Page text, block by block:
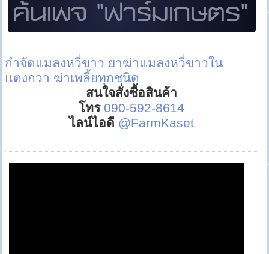
กำจัดแมลงหวี่ขาว ยาฆ่าแมลงหวี่ขาวใน
แตงกวา ฆ่าเพลี้ยทุกชนิด
สนใจสั่งซื้อสินค้า
โทร 090-592-8614
ไลน์ไอดี @FarmKaset